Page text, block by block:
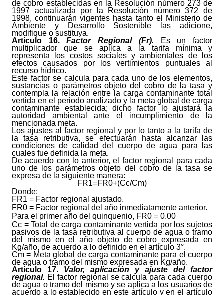
de cobro establecidas en la Resolución número 273 de
1997 actualizada por la Resolución número 372 de
1998, continuarán vigentes hasta tanto el Ministerio de
Ambiente y Desarrollo Sostenible las adicione,
modifique o sustituya.
Artículo
16.Factor Regional (Fr).
Es un factor
multiplicador que se aplica a la tarifa mínima y
representa los costos sociales y ambientales de los
efectos causados por los vertimientos puntuales al
recurso hídrico.
Este factor se calcula para cada uno de los elementos,
sustancias o parámetros objeto del cobro de la tasa y
contempla la relación entre la carga contaminante total
vertida en el periodo analizado y la meta global de carga
contaminante establecida; dicho factor lo ajustará la
autoridad ambiental ante el incumplimiento de la
mencionada meta.
Los ajustes al factor regional y por lo tanto a la tarifa de
la tasa retributiva, se efectuarán hasta alcanzar las
condiciones de calidad del cuerpo de agua para las
cuales fue definida la meta.
De acuerdo con lo anterior, el factor regional para cada
uno de los parámetros objeto del cobro de la tasa se
expresa de la siguiente manera:
FR1=FR0+(Cc/Cm)
Donde:
FR1 = Factor regional ajustado.
FR0 = Factor regional del año inmediatamente anterior.
Para el primer año del quinquenio, FR0 = 0.00
Cc = Total de carga contaminante vertida por los sujetos
pasivos de la tasa retributiva al cuerpo de agua o tramo
del mismo en el año objeto de cobro expresada en
Kg/año, de acuerdo a lo definido en el artículo 3°.
Cm = Meta global de carga contaminante para el cuerpo
de agua o tramo del mismo expresada en Kg/año.
Artículo
17. Valor, aplicación y ajuste del factor
regional. El factor regional se calcula para cada cuerpo
de agua o tramo del mismo y se aplica a los usuarios de
acuerdo a lo establecido en este artículo y en el artículo